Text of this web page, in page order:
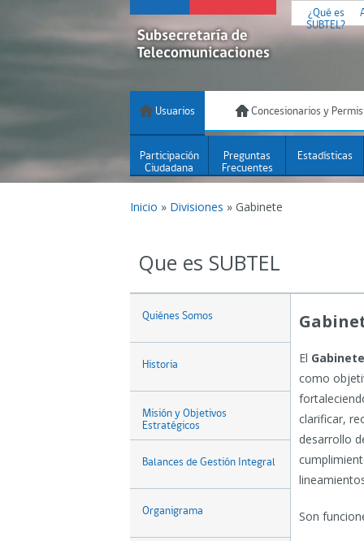
¿Qué es
SUBTEL?
Usuarios Concesionarios y
Participación
Ciudadana
Preguntas
Frecuentes
Estadísticas
Inicio » Divisiones » Gabinete
Que es SUBTEL
Quiénes Somos
Historia
Misión y Objetivos
Estratégicos
Balances de Gestión Integral
Organigrama
El
como
clarificar,
desarrollo
Son